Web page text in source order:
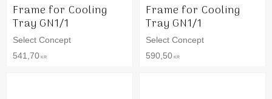
Frame for Cooling
Tray GN1/1
Select Concept
541,70 KR
Frame for Cooling
Tray GN1/1
Select Concept
590,50 KR